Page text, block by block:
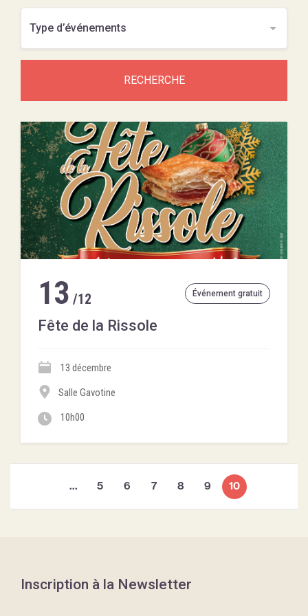
RECHERCHE
13 /12
Fête de la Rissole
Événement gratuit
13 décembre
Salle Gavotine
10h00
… 5 6 7 8 9 10(current)
Inscription à la Newsletter